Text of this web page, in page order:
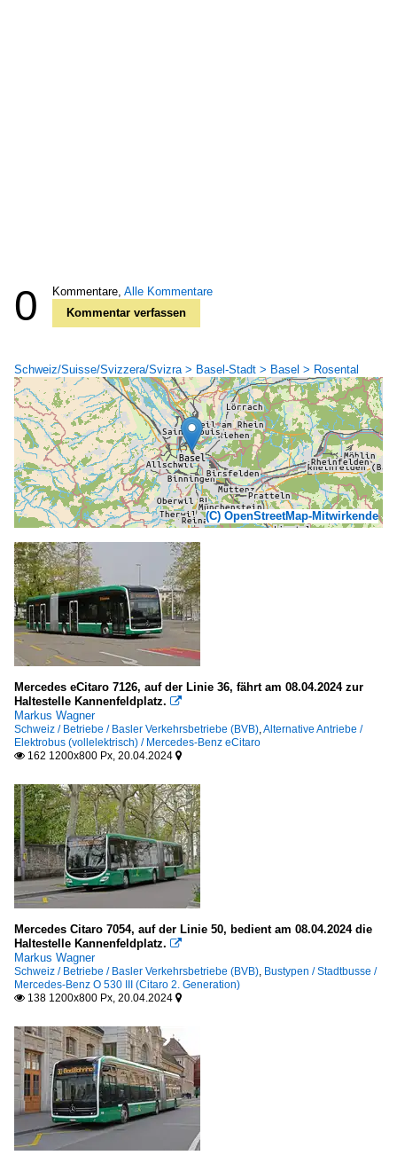
0 Kommentare, Alle Kommentare
Kommentar verfassen
Schweiz/Suisse/Svizzera/Svizra > Basel-Stadt > Basel > Rosental
(C) OpenStreetMap-Mitwirkende
Mercedes eCitaro 7126, auf der Linie 36, fährt am 08.04.2024 zur
Haltestelle Kannenfeldplatz. 
Markus Wagner
Schweiz / Betriebe / Basler Verkehrsbetriebe (BVB),Alternative Antriebe /
Elektrobus (vollelektrisch) / Mercedes-Benz eCitaro
 162 1200x800 Px, 20.04.2024 
Mercedes Citaro 7054, auf der Linie 50, bedient am 08.04.2024 die
Haltestelle Kannenfeldplatz. 
Markus Wagner
Schweiz / Betriebe / Basler Verkehrsbetriebe (BVB), Bustypen / Stadtbusse /
Mercedes-Benz O 530 III (Citaro 2. Generation)
 138 1200x800 Px, 20.04.2024 